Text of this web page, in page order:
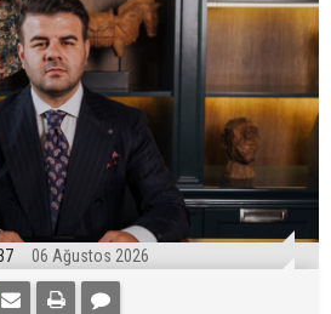
06 Ağustos 2026